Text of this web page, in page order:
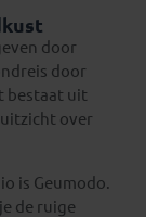
door
door
bestaat uit
over
is Geumodo.
de ruige